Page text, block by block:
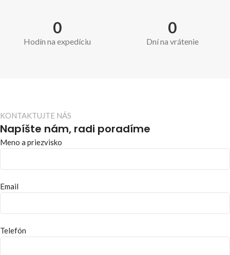
0
Hodín na expedíciu
0
Dní na vrátenie
KONTAKTUJTE NÁS
Napíšte nám, radi poradíme
Meno a priezvisko
Email
Telefón